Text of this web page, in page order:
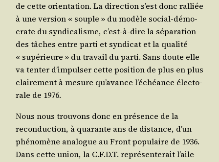
de cette orien­ta­tion. La direc­tion s’est donc ral­liée
à une ver­sion « souple » du modèle social-démo­
crate du syn­di­ca­lisme, c’est-à-dire la sépa­ra­tion
des tâches entre par­ti et syn­di­cat et la qua­li­té
« supé­rieure » du tra­vail du par­ti. Sans doute elle
va ten­ter d’impulser cette posi­tion de plus en plus
clai­re­ment à mesure qu’avance l’échéance élec­to­
rale de 1976.
Nous nous trou­vons donc en pré­sence de la
recon­duc­tion, à qua­rante ans de dis­tance, d’un
phé­no­mène ana­logue au Front popu­laire de 1936.
Dans cette union, la C.F.D.T. repré­sen­te­rait l’aile